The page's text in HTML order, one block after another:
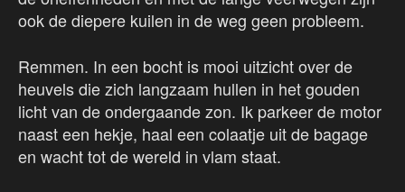
ook de diepere kuilen in de weg geen probleem.
Remmen. In een bocht is mooi uitzicht over de
heuvels die zich langzaam hullen in het gouden
licht van de ondergaande zon. Ik parkeer de motor
naast een hekje, haal een colaatje uit de bagage
en wacht tot de wereld in vlam staat.